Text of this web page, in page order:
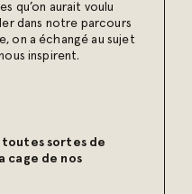
qu’on aurait voulu
dans notre parcours
on a échangé au sujet
inspirent.
toutes sortes de
cage de nos